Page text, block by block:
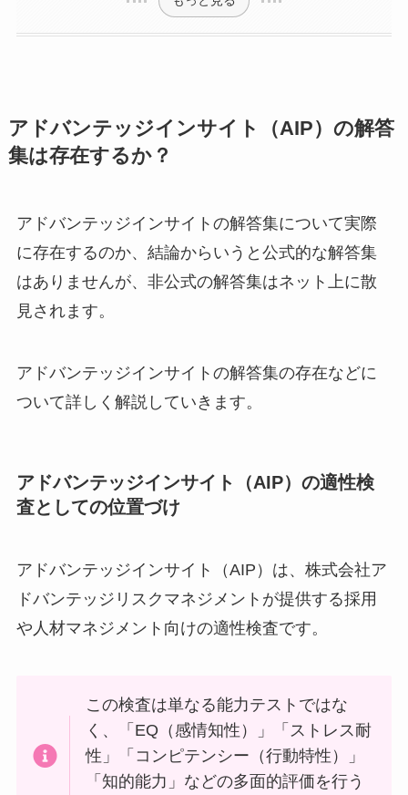
アドバンテッジインサイト（AIP）の解答
集は存在するか？
アドバンテッジインサイトの解答集について実際
に存在するのか、結論からいうと公式的な解答集
はありませんが、非公式の解答集はネット上に散
見されます。
アドバンテッジインサイトの解答集の存在などに
ついて詳しく解説していきます。
アドバンテッジインサイト（AIP）の適性検
査としての位置づけ
アドバンテッジインサイト（AIP）は、株式会社ア
ドバンテッジリスクマネジメントが提供する採用
や人材マネジメント向けの適性検査です。
この検査は単なる能力テストではな
く、「EQ（感情知性）」「ストレス耐
性」「コンピテンシー（行動特性）」
「知的能力」などの多面的評価を行う